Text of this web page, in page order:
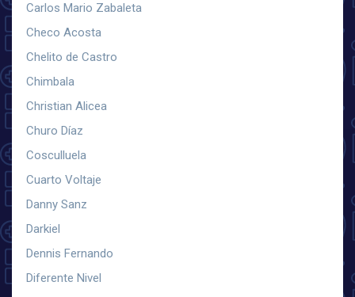
Carlos Mario Zabaleta
Checo Acosta
Chelito de Castro
Chimbala
Christian Alicea
Churo Díaz
Cosculluela
Cuarto Voltaje
Danny Sanz
Darkiel
Dennis Fernando
Diferente Nivel